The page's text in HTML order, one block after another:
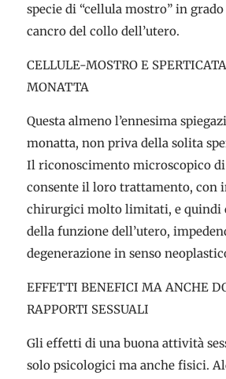
specie di “cellula mostro” in
cancro del collo dell’utero.
CELLULE-MOSTRO E
MONATTA
Questa almeno l’ennesima
monatta, non priva della solita
Il riconoscimento microscopico
consente il loro trattamento, con
chirurgici molto limitati, e quindi
della funzione dell’utero,
degenerazione in senso
EFFETTI BENEFICI MA ANCHE
RAPPORTI SESSUALI
Gli effetti di una buona attività
solo psicologici ma anche fisici.